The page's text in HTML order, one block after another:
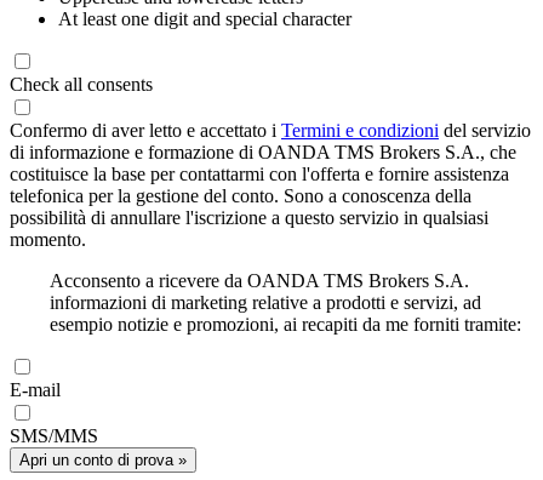
At least one digit and special character
Check all consents
Confermo di aver letto e accettato i Termini e condizioni del servizio
di informazione e formazione di OANDA TMS Brokers S.A., che
costituisce la base per contattarmi con l'offerta e fornire assistenza
telefonica per la gestione del conto. Sono a conoscenza della
possibilità di annullare l'iscrizione a questo servizio in qualsiasi
momento.
Acconsento a ricevere da OANDA TMS Brokers S.A.
informazioni di marketing relative a prodotti e servizi, ad
esempio notizie e promozioni, ai recapiti da me forniti tramite:
E-mail
SMS/MMS
Apri un conto di prova »